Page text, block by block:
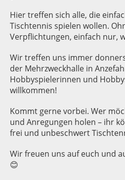
Hier treffen sich alle, die
Tischtennis spielen wollen.
Verpflichtungen, einfach nur,
Wir treffen uns immer
der Mehrzweckhalle in
Hobbyspielerinnen und
willkommen!
Kommt gerne vorbei. Wer
und Anregungen holen – ihr
frei und unbeschwert
Wir freuen uns auf euch und
😊